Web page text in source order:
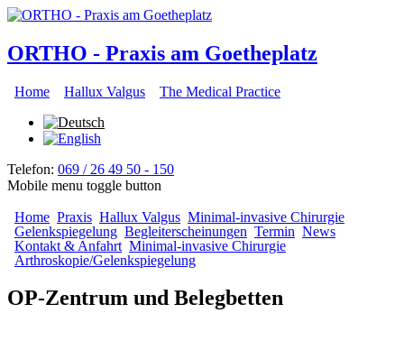
Direkt zum Inhalt
ORTHO - Praxis am Goetheplatz
Hauptmenü
Home Hallux Valgus The Medical Practice
Telefon: 069 / 26 49 50 - 150
Mobile menu toggle button
Home Praxis Hallux Valgus Minimal-invasive Chirurgie
Gelenkspiegelung Begleiterscheinungen Termin News
Kontakt & Anfahrt Minimal-invasive Chirurgie
Arthroskopie/Gelenkspiegelung
OP-Zentrum und Belegbetten